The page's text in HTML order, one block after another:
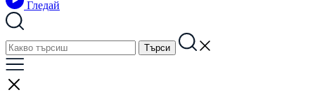
Гледай